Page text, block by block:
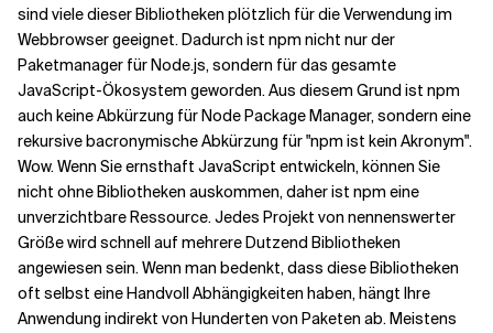
Verwandte Themen
sind viele dieser Bibliotheken plötzlich für die Verwendung im
Webbrowser geeignet. Dadurch ist npm nicht nur der
Paketmanager für Node.js, sondern für das gesamte
JavaScript-Ökosystem geworden. Aus diesem Grund ist npm
auch keine Abkürzung für Node Package Manager, sondern eine
rekursive bacronymische Abkürzung für "npm ist kein Akronym".
Wow. Wenn Sie ernsthaft JavaScript entwickeln, können Sie
nicht ohne Bibliotheken auskommen, daher ist npm eine
unverzichtbare Ressource. Jedes Projekt von nennenswerter
Größe wird schnell auf mehrere Dutzend Bibliotheken
angewiesen sein. Wenn man bedenkt, dass diese Bibliotheken
oft selbst eine Handvoll Abhängigkeiten haben, hängt Ihre
Anwendung indirekt von Hunderten von Paketen ab. Meistens